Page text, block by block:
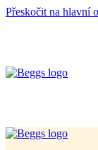
Přeskočit na hlavní